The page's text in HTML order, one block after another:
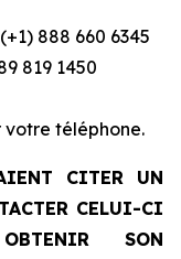
888 660 6345
819 1450
votre téléphone.
CITER UN
CELUI-CI
OBTENIR SON